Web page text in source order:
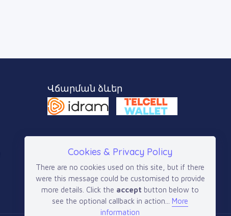
Վճարման ձևեր
Cookies & Privacy Policy
There are no cookies used on this site, but if there
were this message could be customised to provide
more details. Click the accept button below to
see the optional callback in action... More
information